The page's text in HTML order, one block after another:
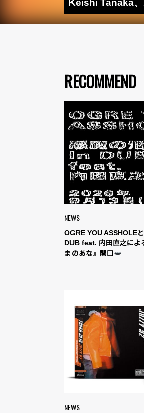
Keishi Tanaka
RECOMMEND
NEWS
OGRE YOU ASSHOLE
DUB feat. 内田直之によ
まのあな』開口
NEWS